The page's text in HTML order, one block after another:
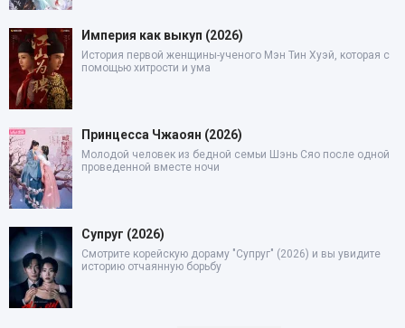
Империя как выкуп (2026)
История первой женщины-ученого Мэн Тин Хуэй, которая с
помощью хитрости и ума
Принцесса Чжаоян (2026)
Молодой человек из бедной семьи Шэнь Сяо после одной
проведенной вместе ночи
Супруг (2026)
Смотрите корейскую дораму "Супруг" (2026) и вы увидите
историю отчаянную борьбу